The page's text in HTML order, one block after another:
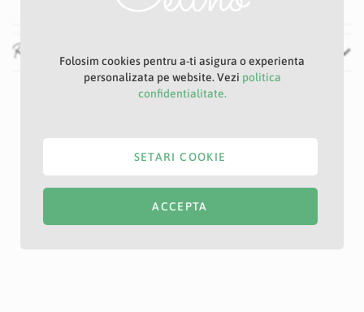
RecenziiFolosim cookies pentru a-ti asigura o experienta
personalizata pe website. Vezi politica
confidentialitate.
ACCEPTA
SETARI COOKIE